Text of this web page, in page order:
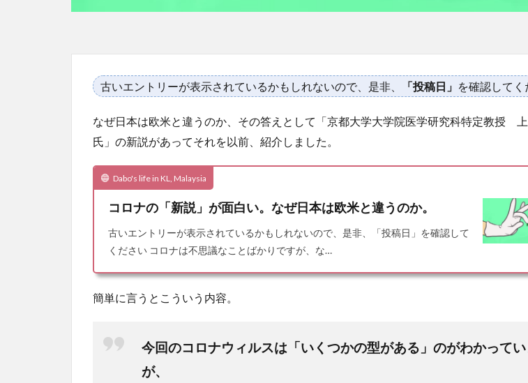
古いエントリーが表示されているかもしれないので、是非、 「投稿日」 を確認してく
なぜ日本は欧米と違うのか、その答えとして「京都大学大学院医学研究科特定教授
氏」の新説があってそれを以前、紹介しました。
Dabo's life in KL, Malaysia
コロナの「新説」が面白い。なぜ日本は欧米と違うのか。
古いエントリーが表示されているかもしれないので、是非、「投稿日」を確認して
ください コロナは不思議なことばかりですが、な…
簡単に言うとこういう内容。
今回のコロナウィルスは「いくつかの型がある」のがわかって
が、